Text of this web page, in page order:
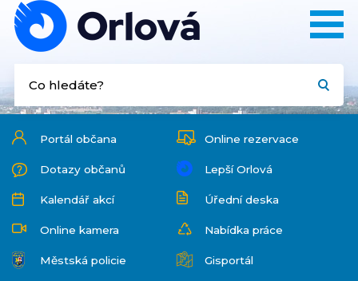
Portál občana Online rezervace
Dotazy občanů Lepší Orlová
Kalendář akcí Úřední deska
Online kamera Nabídka práce
Městská policie Gisportál